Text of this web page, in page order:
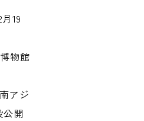
19
物館
アジ
開